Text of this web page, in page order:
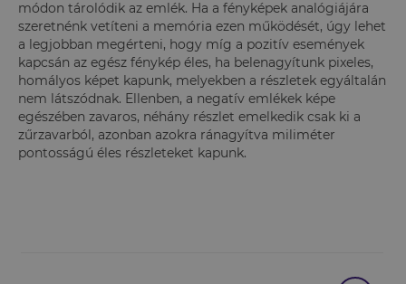
módon tárolódik az emlék. Ha a fényképek analógiájára
szeretnénk vetíteni a memória ezen működését, úgy lehet
a legjobban megérteni, hogy míg a pozitív események
kapcsán az egész fénykép éles, ha belenagyítunk pixeles,
homályos képet kapunk, melyekben a részletek egyáltalán
nem látszódnak. Ellenben, a negatív emlékek képe
egészében zavaros, néhány részlet emelkedik csak ki a
zűrzavarból, azonban azokra ránagyítva miliméter
pontosságú éles részleteket kapunk.